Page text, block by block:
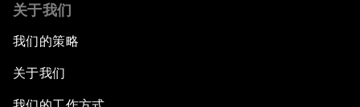
关于我们
我们的策略
关于我们